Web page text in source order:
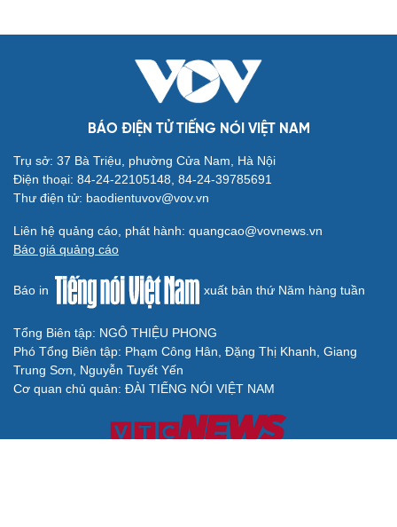
BÁO ĐIỆN TỬ TIẾNG NÓI VIỆT NAM
Trụ sở: 37 Bà Triệu, phường Cửa Nam, Hà Nội
Điện thoại: 84-24-22105148, 84-24-39785691
Thư điện tử: baodientuvov@vov.vn
Liên hệ quảng cáo, phát hành: quangcao@vovnews.vn
Báo giá quảng cáo
Báo in xuất bản thứ Năm hàng tuần
Tổng Biên tập: NGÔ THIỆU PHONG
Phó Tổng Biên tập: Phạm Công Hân, Đặng Thị Khanh, Giang
Trung Sơn, Nguyễn Tuyết Yến
Cơ quan chủ quản: ĐÀI TIẾNG NÓI VIỆT NAM